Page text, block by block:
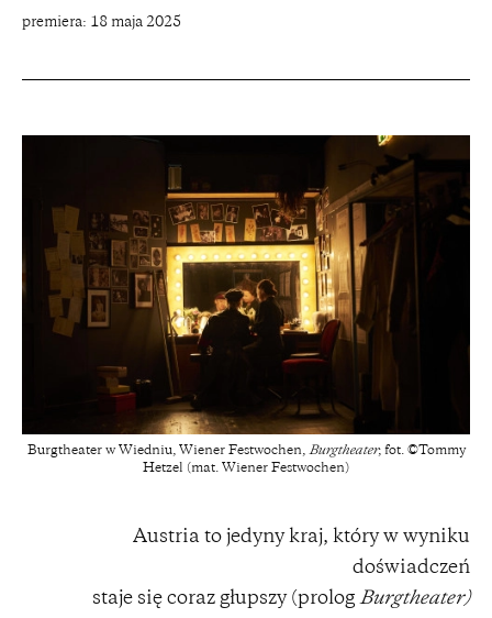
premiera: 18 maja 2025
Burgtheater w Wiedniu, Wiener Festwochen, Burgtheater; fot. ©Tommy
Hetzel (mat. Wiener Festwochen)
Austria to jedyny kraj, który w wyniku
doświadczeń
staje się coraz głupszy (prolog Burgtheater)